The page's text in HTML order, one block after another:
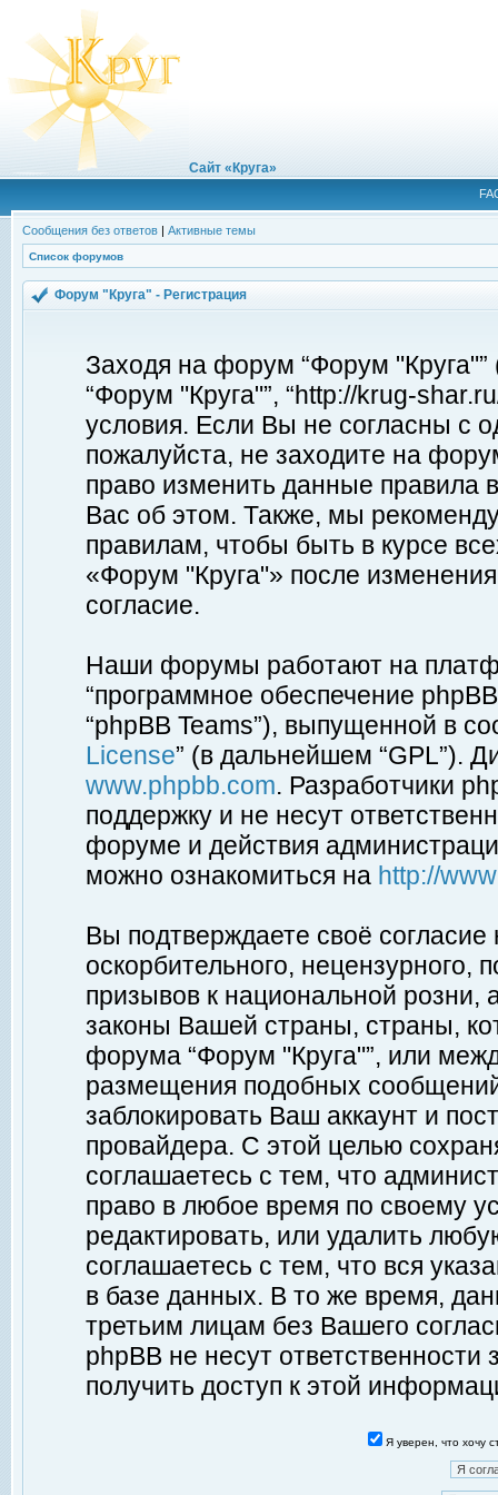
Сайт «Круга»
Сообщения без ответов | Активные темы
Список форумов
Форум "Круга" - Регистрация
Заходя на форум “Форум
“Форум "Круга"”, “http://krug-
условия. Если Вы не согласны с
пожалуйста, не заходите на
право изменить данные правила
Вас об этом. Также, мы
правилам, чтобы быть в курсе
«Форум "Круга"» после
согласие.
Наши форумы работают на
“программное обеспечение
“phpBB Teams”), выпущенной в
License” (в дальнейшем “GPL”).
www.phpbb.com. Разработчики
поддержку и не несут
форуме и действия
можно ознакомиться на http://
Вы подтверждаете своё
оскорбительного, нецензурного,
призывов к национальной
законы Вашей страны, страны,
форума “Форум "Круга"”, или
размещения подобных
заблокировать Ваш аккаунт и
провайдера. С этой целью
соглашаетесь с тем, что
право в любое время по своему
редактировать, или удалить
соглашаетесь с тем, что вся
в базе данных. В то же время,
третьим лицам без Вашего
phpBB не несут ответственности
получить доступ к этой
Я уверен, что хочу